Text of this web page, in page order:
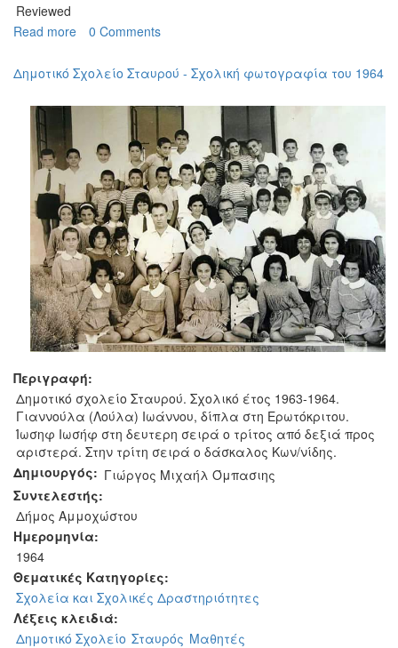
Reviewed
Read more about
Σταυρού
Αμμοχώστου
0 Comments
Δημοτικό Σχολείο Σταυρού - Σχολική φωτογραφία του 1964
Περιγραφή:
Δημοτικό σχολείο Σταυρού. Σχολικό έτος 1963-1964.
Γιαννούλα (Λούλα) Ιωάννου, δίπλα στη Ερωτόκριτου.
Ίωσηφ Ιωσήφ στη δευτερη σειρά ο τρίτος από δεξιά προς
αριστερά. Στην τρίτη σειρά ο δάσκαλος Κων/νίδης.
Δημιουργός: Γιώργος Μιχαήλ Όμπασιης
Συντελεστής:
Δήμος Αμμοχώστου
Ημερομηνία:
1964
Θεματικές Κατηγορίες:
Σχολεία και Σχολικές Δραστηριότητες
Λέξεις κλειδιά:
Δημοτικό Σχολείο Σταυρός Μαθητές